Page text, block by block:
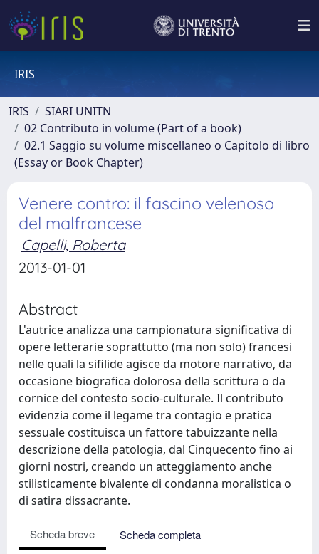
IRIS
IRIS
SIARI UNITN
02 Contributo in volume (Part of a book)
02.1 Saggio su volume miscellaneo o Capitolo di libro
(Essay or Book Chapter)
Venere contro: il fascino velenoso
del malfrancese
Capelli, Roberta
2013-01-01
Abstract
L'autrice analizza una campionatura significativa di
opere letterarie soprattutto (ma non solo) francesi
nelle quali la sifilide agisce da motore narrativo, da
occasione biografica dolorosa della scrittura o da
cornice del contesto socio-culturale. Il contributo
evidenzia come il legame tra contagio e pratica
sessuale costituisca un fattore tabuizzante nella
descrizione della patologia, dal Cinquecento fino ai
giorni nostri, creando un atteggiamento anche
stilisticamente bivalente di condanna moralistica o
di satira dissacrante.
Scheda breve
Scheda completa